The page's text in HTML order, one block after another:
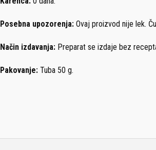
Posebna upozorenja: Ovaj proizvod nije lek.
Način izdavanja: Preparat se izdaje bez
Pakovanje: Tuba 50 g.